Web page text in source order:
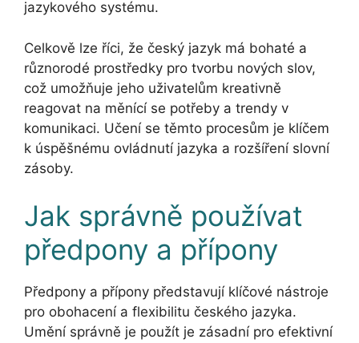
jazykového systému.
Celkově lze říci, že český jazyk má bohaté a
různorodé prostředky pro tvorbu nových slov,
což umožňuje jeho uživatelům kreativně
reagovat na měnící se potřeby a trendy v
komunikaci. Učení se těmto procesům je klíčem
k úspěšnému ovládnutí jazyka a rozšíření slovní
zásoby.
Jak správně používat
předpony a přípony
Předpony a přípony představují klíčové nástroje
pro obohacení a flexibilitu českého jazyka.
Umění správně je použít je zásadní pro efektivní